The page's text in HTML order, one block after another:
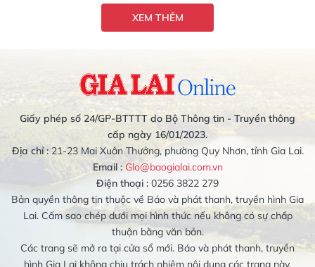
XEM THÊM
Giấy phép số 24/GP-BTTTT do Bộ Thông tin - Truyền thông
cấp ngày 16/01/2023.
Địa chỉ :21-23 Mai Xuân Thưởng, phường Quy Nhơn, tỉnh Gia Lai.
Email : Glo@baogialai.com.vn
Điện thoại : 0256 3822 279
Bản quyền thông tin thuộc về Báo và phát thanh, truyền hình Gia
Lai. Cấm sao chép dưới mọi hình thức nếu không có sự chấp
thuận bằng văn bản.
Các trang sẽ mở ra tại cửa sổ mới. Báo và phát thanh, truyền
hình Gia Lai không chịu trách nhiệm nội dung các trang này.